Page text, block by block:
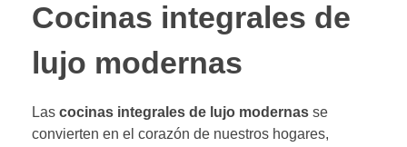
Cocinas integrales de
lujo modernas
Las cocinas integrales de lujo modernas se
convierten en el corazón de nuestros hogares,